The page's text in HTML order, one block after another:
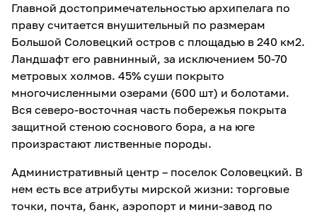
Главной достопримечательностью архипелага по
праву считается внушительный по размерам
Большой Соловецкий остров с площадью в 240 км2.
Ландшафт его равнинный, за исключением 50-70
метровых холмов. 45% суши покрыто
многочисленными озерами (600 шт) и болотами.
Вся северо-восточная часть побережья покрыта
защитной стеною соснового бора, а на юге
произрастают лиственные породы.
Административный центр – поселок Соловецкий. В
нем есть все атрибуты мирской жизни: торговые
точки, почта, банк, аэропорт и мини-завод по